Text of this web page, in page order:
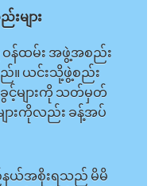
များ
ဝန်ထမ်း အဖွဲ့အစည်း
။ ယင်းသို့ဖွဲ့စည်း
င့်များကို သတ်မှတ်
ားကိုလည်း ခန့်အပ်
နယ်အစိုးရသည် မိမိ